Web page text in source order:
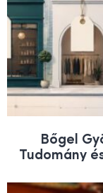
Bőgel
Tudomány